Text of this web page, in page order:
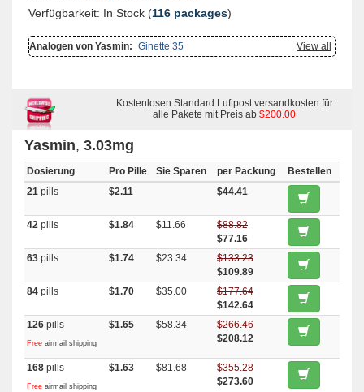
Verfügbarkeit: In Stock (116 packages)
View all
Analogen von Yasmin: Ginette 35
Kostenlosen Standard Luftpost versandkosten für
alle Pakete mit Preis ab$200.00
Yasmin, 3.03mg
Dosierung Pro Pille Sie Sparen per Packung
Bestellen
21 pills $2.11 $44.41
42 pills $1.84 $11.66
$88.82
$77.16
63 pills $1.74 $23.34
$133.23
$109.89
84 pills $1.70 $35.00
$177.64
$142.64
126 pills
Free airmail shipping
$1.65 $58.34
$266.46
$208.12
168 pills
Free airmail shipping
$1.63 $81.68
$355.28
$273.60